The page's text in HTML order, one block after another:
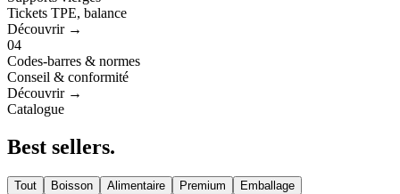
Tickets TPE, balance
Découvrir →
04
Codes-barres & normes
Conseil & conformité
Découvrir →
Catalogue
Best sellers.
Tout Boisson Alimentaire Premium Emballage